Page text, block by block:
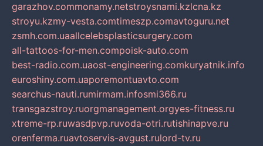
garazhov.commonamy.netstroysnami.kzlcna.kz
stroyu.kzmy-vesta.comtimeszp.comavtoguru.net
zsmh.com.uaallcelebsplasticsurgery.com
all-tattoos-for-men.compoisk-auto.com
best-radio.com.uaost-engineering.comkuryatnik.info
euroshiny.com.uaporemontuavto.com
searchus-nauti.rumirmam.infosmi366.ru
transgazstroy.ruorgmanagement.orgyes-fitness.ru
xtreme-rp.ruwasdpvp.ruvoda-otri.rutishinapve.ru
orenferma.ruavtoservis-avgust.rulord-tv.ru